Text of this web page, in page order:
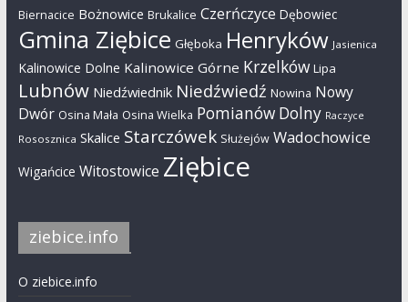
Biernacice Bożnowice Brukalice Czerńczyce Dębowiec
Gmina Ziębice Głęboka Henryków Jasienica
Kalinowice Dolne Kalinowice Górne Krzelków Lipa
Lubnów Niedźwiednik Niedźwiedź Nowina Nowy
Dwór Osina Mała Osina Wielka Pomianów Dolny Raczyce
Rososznica Skalice Starczówek Służejów Wadochowice
Wigańcice Witostowice Ziębice
ziebice.info
O ziebice.info